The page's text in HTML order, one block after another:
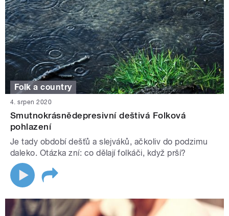
Folk a country
4. srpen 2020
Smutnokrásnědepresivní deštivá Folková
pohlazení
Je tady období dešťů a slejváků, ačkoliv do podzimu
daleko. Otázka zní: co dělají folkáči, když prší?